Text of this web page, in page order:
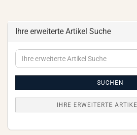
Ihre erweiterte Artikel Suche
Ihre
erweiterte
SUCHEN
IHRE ERWEITERTE